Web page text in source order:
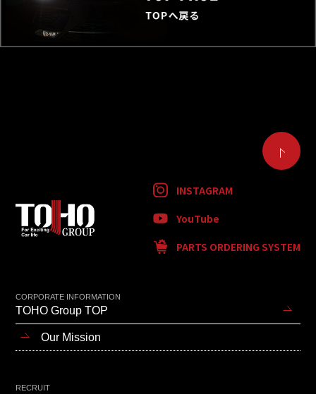
INSTAGRAM
YouTube
PARTS ORDERING SYSTEM
CORPORATE INFORMATION
TOHO Group TOP
Our Mission
RECRUIT